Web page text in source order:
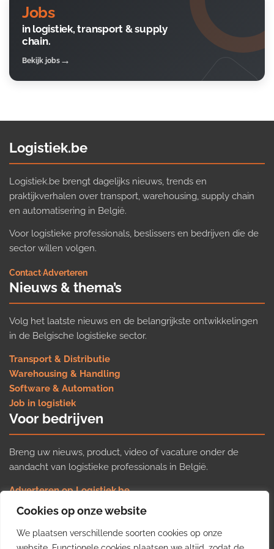
Cookies op onze website
We plaatsen verschillende soorten cookies op onze
Jobs
in logistiek, transport & supply
chain.
Bekijk jobs
Logistiek.be
Logistiek.be brengt dagelijks nieuws, trends en
praktijkverhalen over transport, warehousing, supply chain
en automatisering in België.
Voor logistieke professionals, beslissers en bedrijven die de
sector willen volgen.
Contact·Adverteren
Nieuws & thema’s
Volg het laatste nieuws en de belangrijkste ontwikkelingen
in de Belgische logistieke sector.
Transport & Distributie
Warehousing & Handling
Software & Automation
Job in logistiek
Voor bedrijven
Breng uw nieuws, product, video of vacature onder de
aandacht van logistieke professionals in België.
Adverteren op Logistiek.be
Nieuws insturen
Uw video op Logistiek.TV
Job plaatsen